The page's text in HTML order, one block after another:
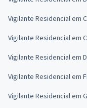
Vigilante Residencial em
Vigilante Residencial em
Vigilante Residencial em
Vigilante Residencial em
Vigilante Residencial em